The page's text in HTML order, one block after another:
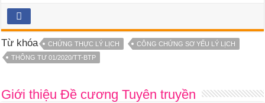
Từ khóa CHỨNG THỰC LÝ LỊCH
CÔNG CHỨNG SƠ YẾU LÝ LỊCH
THÔNG TƯ 01/2020/TT-BTP
Giới thiệu Đề cương Tuyên truyền